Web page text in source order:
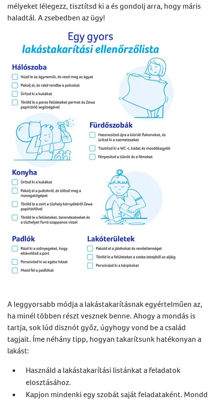
mélyeket lélegezz, tisztítsd ki a és gondolj arra, hogy máris
haladtál. A zsebedben az ügy!
A leggyorsabb módja a lakástakarításnak egyértelműen az,
ha minél többen részt vesznek benne. Ahogy a mondás is
tartja, sok lúd disznót győz, úgyhogy vond be a család
tagjait. Íme néhány tipp, hogyan takarítsunk hatékonyan a
lakást:
Használd a lakástakarítási listánkat a feladatok
elosztásához.
Kapjon mindenki egy szobát saját feladataként. Mondd